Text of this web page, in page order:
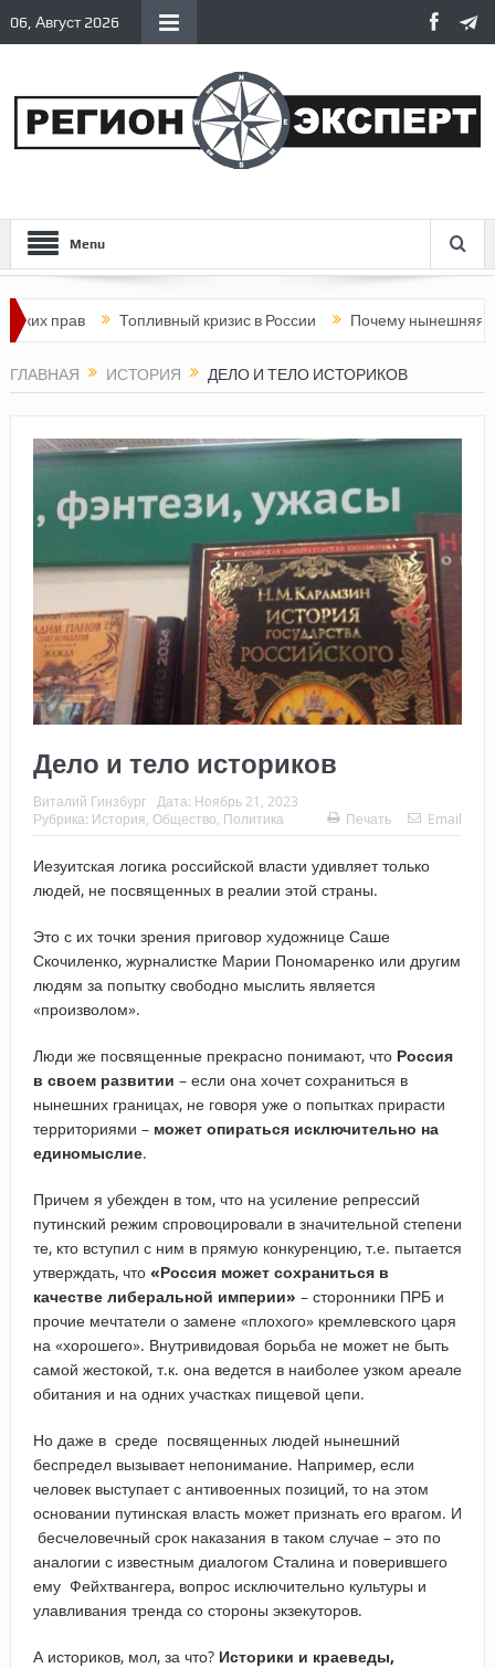
06, Август 2026
Menu
Топливный кризис в России Почему нынешняя Россия
ГЛАВНАЯ ИСТОРИЯ ДЕЛО И ТЕЛО ИСТОРИКОВ
Дело и тело историков
Виталий Гинзбург Дата: Ноябрь 21, 2023
Рубрика: История Общество Политика Печать Email
Иезуитская логика российской власти удивляет только
людей, не посвященных в реалии этой страны.
Это с их точки зрения приговор художнице Саше
Скочиленко, журналистке Марии Пономаренко или другим
людям за попытку свободно мыслить является
«произволом».
Люди же посвященные прекрасно понимают, что Россия
в своем развитии – если она хочет сохраниться в
нынешних границах, не говоря уже о попытках прирасти
территориями – может опираться исключительно на
единомыслие.
Причем я убежден в том, что на усиление репрессий
путинский режим спровоцировали в значительной степени
те, кто вступил с ним в прямую конкуренцию, т.е. пытается
утверждать, что «Россия может сохраниться в
качестве либеральной империи» – сторонники ПРБ и
прочие мечтатели о замене «плохого» кремлевского царя
на «хорошего». Внутривидовая борьба не может не быть
самой жестокой, т.к. она ведется в наиболее узком ареале
обитания и на одних участках пищевой цепи.
Но даже в среде посвященных людей нынешний
беспредел вызывает непонимание. Например, если
человек выступает с антивоенных позиций, то на этом
основании путинская власть может признать его врагом. И
бесчеловечный срок наказания в таком случае – это по
аналогии с известным диалогом Сталина и поверившего
ему Фейхтвангера, вопрос исключительно культуры и
улавливания тренда со стороны экзекуторов.
А историков, мол, за что? Историки и краеведы,